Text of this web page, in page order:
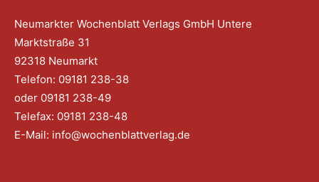
Neumarkter Wochenblatt Verlags GmbH Untere
Marktstraße 31
92318 Neumarkt
Telefon: 09181 238-38
oder 09181 238-49
Telefax: 09181 238-48
E-Mail: info@wochenblattverlag.de